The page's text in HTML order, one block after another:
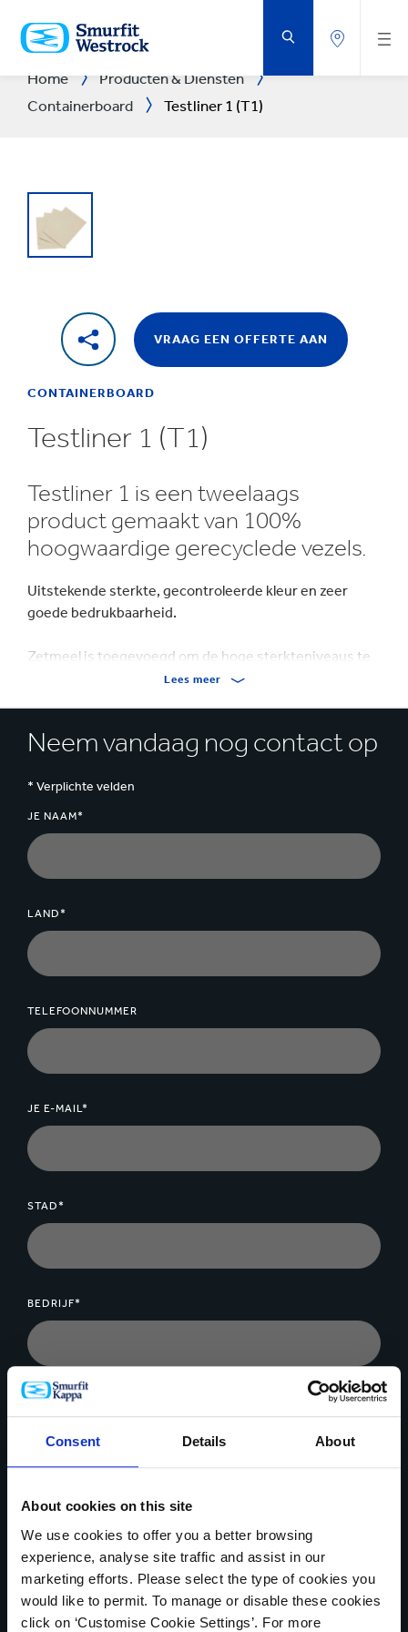
Consent Details About
About cookies on this site
We use cookies to offer you a better browsing
experience, analyse site traffic and assist in our
marketing efforts. Please select the type of cookies you
would like to permit. To manage or disable these cookies
click on ‘Customise Cookie Settings’. For more
NAAR
DE
BELANGRIJKSTE
Home
Producten & Diensten
Containerboard
Testliner 1 (T1)
VRAAG EEN OFFERTE AAN
CONTAINERBOARD
Testliner 1 (T1)
Testliner 1 is een tweelaags
product gemaakt van 100%
hoogwaardige gerecyclede vezels.
Uitstekende sterkte, gecontroleerde kleur en zeer
goede bedrukbaarheid.
Zetmeel is toegevoegd om de hoge sterkteniveaus te
Lees meer
Neem vandaag nog contact op
* Verplichte velden
JE NAAM*
LAND*
TELEFOONNUMMER
JE E-MAIL*
STAD*
BEDRIJF*
BERICHT*
Bestandsupload